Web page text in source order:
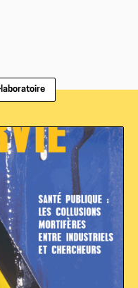
laboratoire